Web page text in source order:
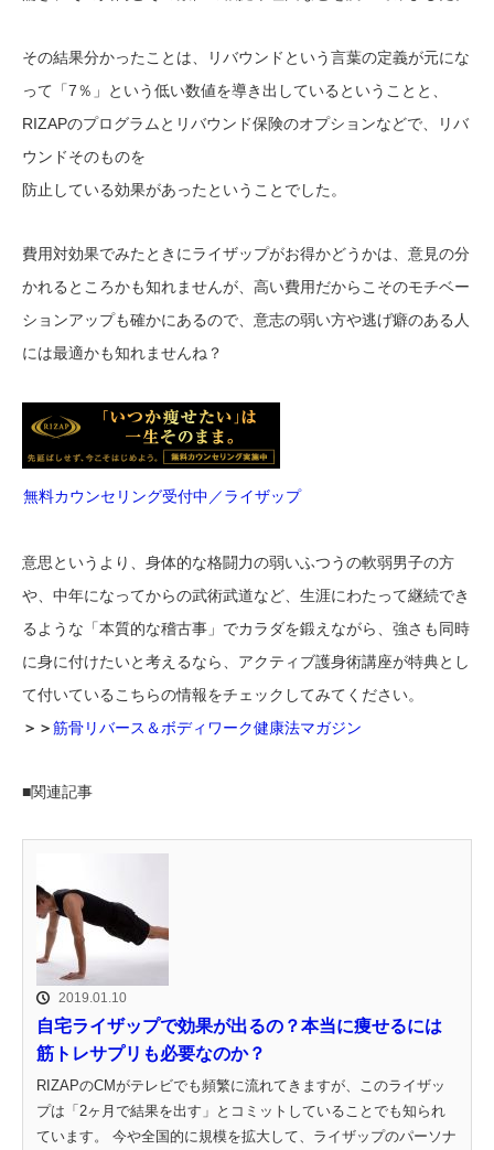
その結果分かったことは、リバウンドという言葉の定義が元にな
って「7％」という低い数値を導き出しているということと、
RIZAPのプログラムとリバウンド保険のオプションなどで、リバ
ウンドそのものを
防止している効果があったということでした。
費用対効果でみたときにライザップがお得かどうかは、意見の分
かれるところかも知れませんが、高い費用だからこそのモチベー
ションアップも確かにあるので、意志の弱い方や逃げ癖のある人
には最適かも知れませんね？
無料カウンセリング受付中／ライザップ
意思というより、身体的な格闘力の弱いふつうの軟弱男子の方
や、中年になってからの武術武道など、生涯にわたって継続でき
るような「本質的な稽古事」でカラダを鍛えながら、強さも同時
に身に付けたいと考えるなら、アクティブ護身術講座が特典とし
て付いているこちらの情報をチェックしてみてください。
＞＞筋骨リバース＆ボディワーク健康法マガジン
■関連記事
2019.01.10
自宅ライザップで効果が出るの？本当に痩せるには
筋トレサプリも必要なのか？
RIZAPのCMがテレビでも頻繁に流れてきますが、このライザッ
プは「2ヶ月で結果を出す」とコミットしていることでも知られ
ています。 今や全国的に規模を拡大して、ライザップのパーソナ